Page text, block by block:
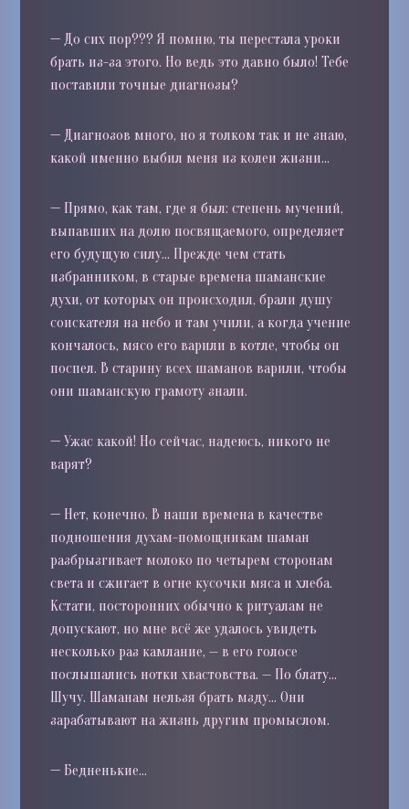
— До сих пор??? Я помню, ты перестала уроки
брать из-за этого. Но ведь это давно было! Тебе
поставили точные диагнозы?
— Диагнозов много, но я толком так и не знаю,
какой именно выбил меня из колеи жизни…
— Прямо, как там, где я был: степень мучений,
выпавших на долю посвящаемого, определяет
его будущую силу… Прежде чем стать
избранником, в старые времена шаманские
духи, от которых он происходил, брали душу
соискателя на небо и там учили, а когда учение
кончалось, мясо его варили в котле, чтобы он
поспел. В старину всех шаманов варили, чтобы
они шаманскую грамоту знали.
—Ужас какой! Но сейчас, надеюсь, никого не
варят?
— Нет, конечно. В наши времена в качестве
подношения духам-помощникам шаман
разбрызгивает молоко по четырем сторонам
света и сжигает в огне кусочки мяса и хлеба.
Кстати, посторонних обычно к ритуалам не
допускают, но мне всё же удалось увидеть
несколько раз камлание, — в его голосе
послышались нотки хвастовства. — По блату…
Шучу. Шаманам нельзя брать мзду… Они
зарабатывают на жизнь другим промыслом.
— Бедненькие…